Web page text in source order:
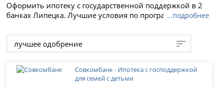
Оформить ипотеку с государственной поддержкой в 2
банках Липецка. Лучшие условия по программе
и подайте заявку онлайн на официальном сайте
кредитной организации, срок кредитования и
максимальная сумма до 0 рублей.
...подробнее
лучшее одобрение
Совкомбанк - Ипотека с господдержкой
для семей с детьми